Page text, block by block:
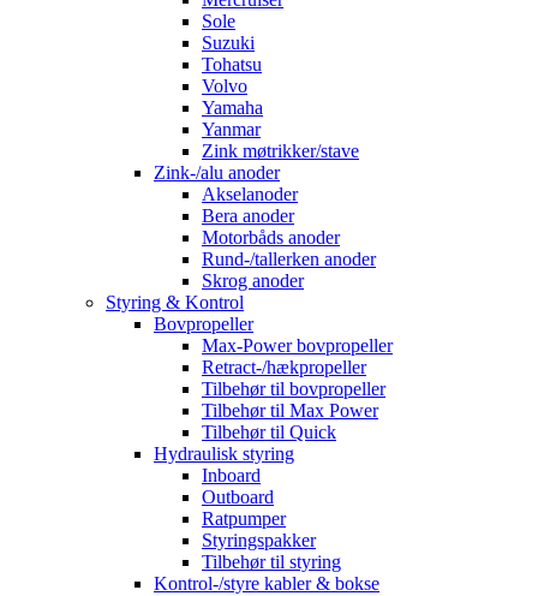
Sole
Suzuki
Tohatsu
Volvo
Yamaha
Yanmar
Zink møtrikker/stave
Zink-/alu anoder
Akselanoder
Bera anoder
Motorbåds anoder
Rund-/tallerken anoder
Skrog anoder
Styring & Kontrol
Bovpropeller
Max-Power bovpropeller
Retract-/hækpropeller
Tilbehør til bovpropeller
Tilbehør til Max Power
Tilbehør til Quick
Hydraulisk styring
Inboard
Outboard
Ratpumper
Styringspakker
Tilbehør til styring
Kontrol-/styre kabler & bokse